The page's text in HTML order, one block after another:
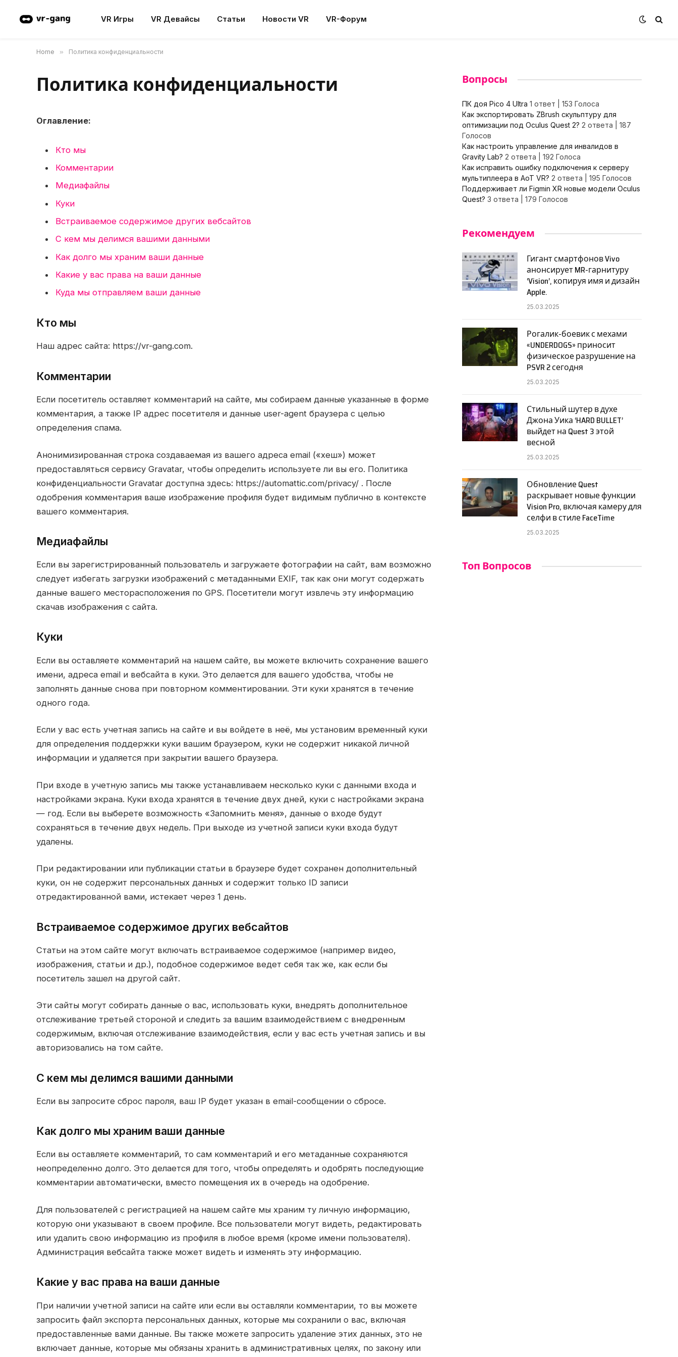
VR Игры VR Девайсы Статьи Новости VR VR-Форум
Home » Политика конфиденциальности
Политика конфиденциальности
Оглавление:
Кто мы
Комментарии
Медиафайлы
Куки
Встраиваемое содержимое других вебсайтов
С кем мы делимся вашими данными
Как долго мы храним ваши данные
Какие у вас права на ваши данные
Куда мы отправляем ваши данные
кто мы
Наш адрес сайта: https://vr-gang.com.
комментарии
Если посетитель оставляет комментарий на сайте, мы собираем данные указанные в форме
комментария, а также IP адрес посетителя и данные user-agent браузера с целью
определения спама.
Анонимизированная строка создаваемая из вашего адреса email («хеш») может
предоставляться сервису Gravatar, чтобы определить используете ли вы его. Политика
конфиденциальности Gravatar доступна здесь: https://automattic.com/privacy/ . После
одобрения комментария ваше изображение профиля будет видимым публично в контексте
вашего комментария.
медиафайлы
Если вы зарегистрированный пользователь и загружаете фотографии на сайт, вам возможно
следует избегать загрузки изображений с метаданными EXIF, так как они могут содержать
данные вашего месторасположения по GPS. Посетители могут извлечь эту информацию
скачав изображения с сайта.
куки
Если вы оставляете комментарий на нашем сайте, вы можете включить сохранение вашего
имени, адреса email и вебсайта в куки. Это делается для вашего удобства, чтобы не
заполнять данные снова при повторном комментировании. Эти куки хранятся в течение
одного года.
Если у вас есть учетная запись на сайте и вы войдете в неё, мы установим временный куки
для определения поддержки куки вашим браузером, куки не содержит никакой личной
информации и удаляется при закрытии вашего браузера.
При входе в учетную запись мы также устанавливаем несколько куки с данными входа и
настройками экрана. Куки входа хранятся в течение двух дней, куки с настройками экрана
— год. Если вы выберете возможность «Запомнить меня», данные о входе будут
сохраняться в течение двух недель. При выходе из учетной записи куки входа будут
удалены.
При редактировании или публикации статьи в браузере будет сохранен дополнительный
куки, он не содержит персональных данных и содержит только ID записи
отредактированной вами, истекает через 1 день.
встраиваемое содержимое других вебсайтов
Статьи на этом сайте могут включать встраиваемое содержимое (например видео,
изображения, статьи и др.), подобное содержимое ведет себя так же, как если бы
посетитель зашел на другой сайт.
Эти сайты могут собирать данные о вас, использовать куки, внедрять дополнительное
отслеживание третьей стороной и следить за вашим взаимодействием с внедренным
содержимым, включая отслеживание взаимодействия, если у вас есть учетная запись и вы
авторизовались на том сайте.
с кем мы делимся вашими данными
Если вы запросите сброс пароля, ваш IP будет указан в email-сообщении о сбросе.
как долго мы храним ваши данные
Если вы оставляете комментарий, то сам комментарий и его метаданные сохраняются
неопределенно долго. Это делается для того, чтобы определять и одобрять последующие
комментарии автоматически, вместо помещения их в очередь на одобрение.
Для пользователей с регистрацией на нашем сайте мы храним ту личную информацию,
которую они указывают в своем профиле. Все пользователи могут видеть, редактировать
или удалить свою информацию из профиля в любое время (кроме имени пользователя).
Администрация вебсайта также может видеть и изменять эту информацию.
какие у вас права на ваши данные
При наличии учетной записи на сайте или если вы оставляли комментарии, то вы можете
запросить файл экспорта персональных данных, которые мы сохранили о вас, включая
предоставленные вами данные. Вы также можете запросить удаление этих данных, это не
включает данные, которые мы обязаны хранить в административных целях, по закону или
Вопросы
ПК доя Pico 4 Ultra 1 ответ
153 Голоса
Как экспортировать ZBrush скульптуру для
оптимизации под Oculus Quest 2? 2 ответа
187
Голосов
Как настроить управление для инвалидов в
Gravity Lab? 2 ответа
192 Голоса
Как исправить ошибку подключения к серверу
мультиплеера в AoT VR? 2 ответа
195 Голосов
Поддерживает ли Figmin XR новые модели Oculus
Quest? 3 ответа 179 Голосов
Рекомендуем
Гигант смартфонов Vivo
анонсирует MR-гарнитуру
‘Vision’, копируя имя и дизайн
Apple.
25.03.2025
Рогалик-боевик с мехами
«UNDERDOGS» приносит
физическое разрушение на
PSVR 2 сегодня
25.03.2025
Стильный шутер в духе
Джона Уика ‘HARD BULLET’
выйдет на Quest 3 этой
весной
25.03.2025
Обновление Quest
раскрывает новые функции
Vision Pro, включая камеру для
селфи в стиле FaceTime
25.03.2025
Топ Вопросов